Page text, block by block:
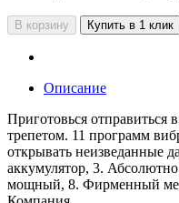
В корзину Купить в 1 клик
Описание
Приготовься отправиться
трепетом. 11 программ
открывать неизведанные
аккумулятор, 3.
мощный, 8. Фирменный